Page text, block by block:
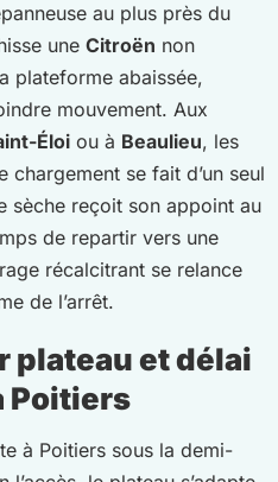
au plus près du
une Citroën non
plateforme abaissée,
mouvement. Aux
Éloi ou à Beaulieu, les
se fait d’un seul
sèche reçoit son appoint au
de repartir vers une
récalcitrant se relance
de l’arrêt.
plateau et délai
Poitiers
à Poitiers sous la demi-